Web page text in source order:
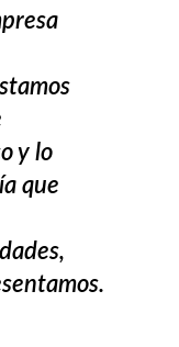
y lo
que